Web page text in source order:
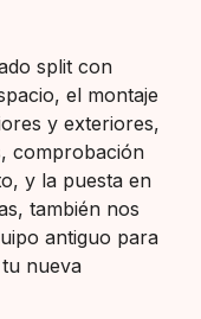
split con
el montaje
y exteriores,
comprobación
y la puesta en
también nos
antiguo para
nueva